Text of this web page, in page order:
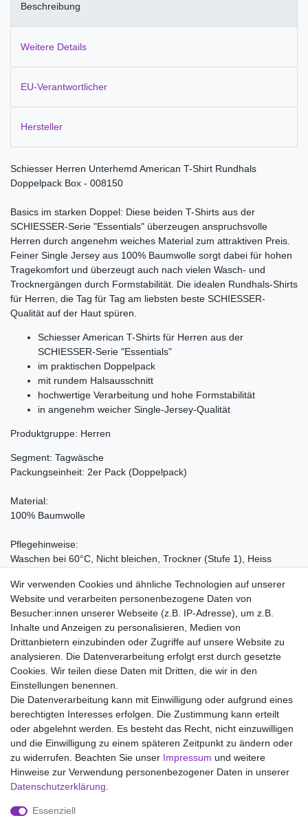
Beschreibung
Weitere Details
EU-Verantwortlicher
Hersteller
Schiesser Herren Unterhemd American T-Shirt Rundhals
Doppelpack Box - 008150
Basics im starken Doppel: Diese beiden T-Shirts aus der
SCHIESSER-Serie "Essentials" überzeugen anspruchsvolle
Herren durch angenehm weiches Material zum attraktiven Preis.
Feiner Single Jersey aus 100% Baumwolle sorgt dabei für hohen
Tragekomfort und überzeugt auch nach vielen Wasch- und
Trocknergängen durch Formstabilität. Die idealen Rundhals-Shirts
für Herren, die Tag für Tag am liebsten beste SCHIESSER-
Qualität auf der Haut spüren.
Schiesser American T-Shirts für Herren aus der
SCHIESSER-Serie "Essentials"
im praktischen Doppelpack
mit rundem Halsausschnitt
hochwertige Verarbeitung und hohe Formstabilität
in angenehm weicher Single-Jersey-Qualität
Produktgruppe: Herren
Segment: Tagwäsche
Packungseinheit: 2er Pack (Doppelpack)
Material:
100% Baumwolle
Pflegehinweise:
Waschen bei 60°C, Nicht bleichen, Trockner (Stufe 1), Heiss
Wir liefern mit DHL (auch Samstags)
Kostenloser Versand
14 Tage Rückgaberecht
Impressum Daten­schutz­erklärung AGB
Wir verwenden Cookies und ähnliche Technologien auf unserer
Website und verarbeiten personenbezogene Daten von
Besucher:innen unserer Webseite (z.B. IP-Adresse), um z.B.
Inhalte und Anzeigen zu personalisieren, Medien von
Drittanbietern einzubinden oder Zugriffe auf unsere Website zu
analysieren. Die Datenverarbeitung erfolgt erst durch gesetzte
Cookies. Wir teilen diese Daten mit Dritten, die wir in den
Einstellungen benennen.
Die Datenverarbeitung kann mit Einwilligung oder aufgrund eines
berechtigten Interesses erfolgen. Die Zustimmung kann erteilt
oder abgelehnt werden. Es besteht das Recht, nicht einzuwilligen
und die Einwilligung zu einem späteren Zeitpunkt zu ändern oder
zu widerrufen. Beachten Sie unser Impressum und weitere
Hinweise zur Verwendung personenbezogener Daten in unserer
Daten­schutz­erklärung
Essenziell